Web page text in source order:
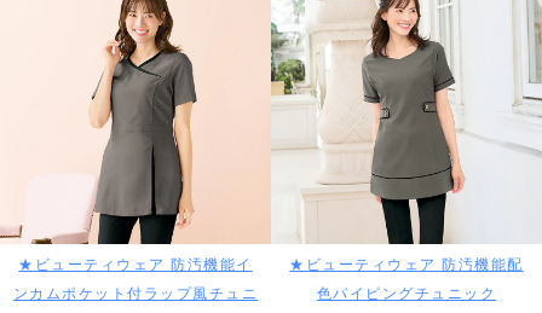
★ビューティウェア 防汚機能イ
ンカムポケット付ラップ風チュニ
★ビューティウェア 防汚機能配
色パイピングチュニック